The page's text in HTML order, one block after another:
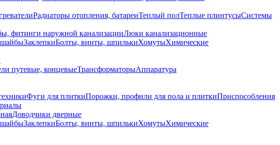
Радиаторы отопления, батареиТеплый полТеплые плинтусыСистемы
фитинги наружной канализацииЛюки канализационные
ЗаклепкиБолты, винты, шпилькиХомутыХимические
путевые, концевыеТрансформаторыАппаратура
Фуги для плиткиПорожки, профили для пола и плиткиПриспособления
Доводчики дверные
ЗаклепкиБолты, винты, шпилькиХомутыХимические